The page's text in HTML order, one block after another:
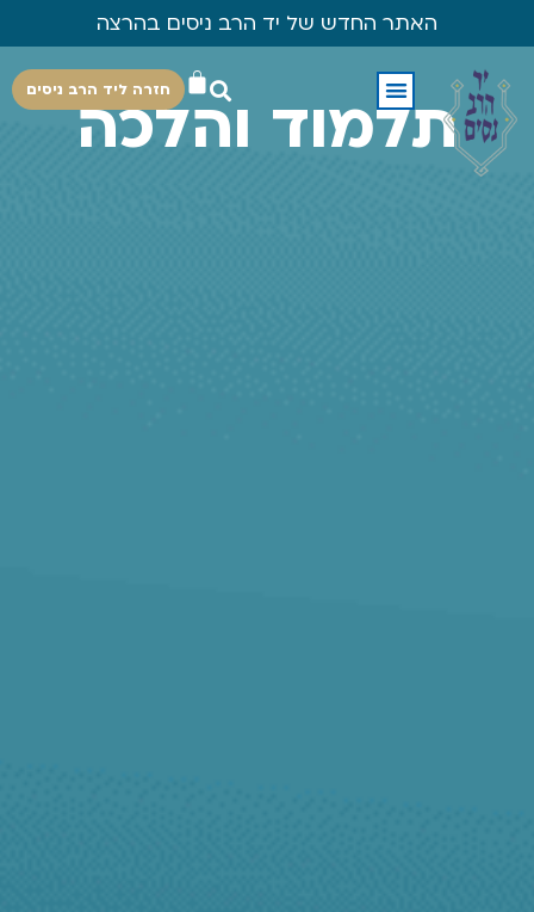
האתר החדש של יד הרב ניסים בהרצה
חזרה ליד הרב ניסים
תלמוד והלכה